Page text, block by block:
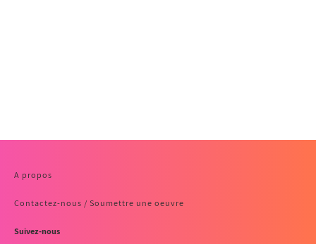
A propos
Contactez-nous / Soumettre une oeuvre
Suivez-nous